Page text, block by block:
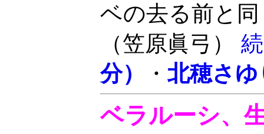
ベの去る前と
（笠原眞弓）
分）
・ 北穂さ
ベラルーシ、